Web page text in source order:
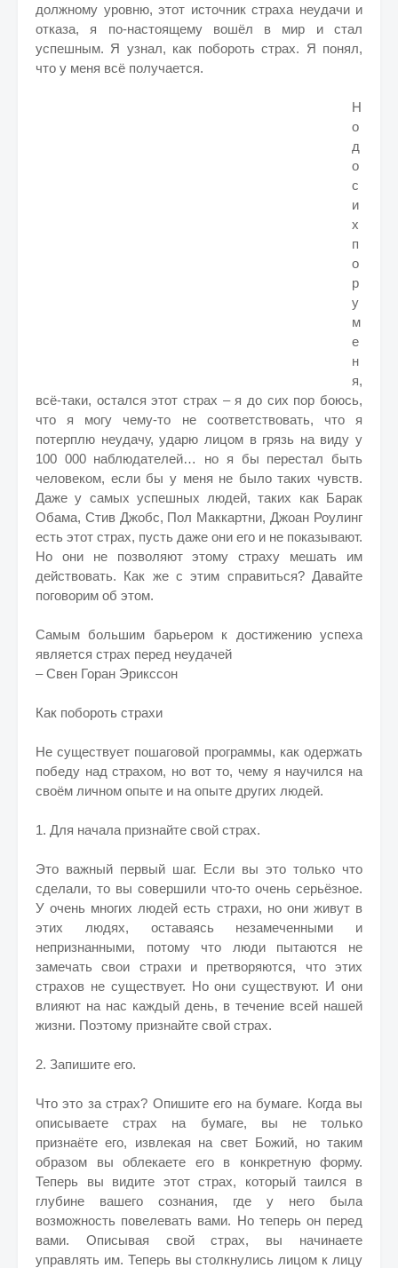
должному уровню, этот источник страха неудачи и
отказа, я по-настоящему вошёл в мир и стал
успешным. Я узнал, как побороть страх. Я понял,
что у меня всё получается.
Н
о
д
о
с
и
х
п
о
р
у
м
е
н
я,
всё-таки, остался этот страх – я до сих пор боюсь,
что я могу чему-то не соответствовать, что я
потерплю неудачу, ударю лицом в грязь на виду у
100 000 наблюдателей… но я бы перестал быть
человеком, если бы у меня не было таких чувств.
Даже у самых успешных людей, таких как Барак
Обама, Стив Джобс, Пол Маккартни, Джоан Роулинг
есть этот страх, пусть даже они его и не показывают.
Но они не позволяют этому страху мешать им
действовать. Как же с этим справиться? Давайте
поговорим об этом.
Самым большим барьером к достижению успеха
является страх перед неудачей
– Свен Горан Эрикссон
Как побороть страхи
Не существует пошаговой программы, как одержать
победу над страхом, но вот то, чему я научился на
своём личном опыте и на опыте других людей.
1. Для начала признайте свой страх.
Это важный первый шаг. Если вы это только что
сделали, то вы совершили что-то очень серьёзное.
У очень многих людей есть страхи, но они живут в
этих людях, оставаясь незамеченными и
непризнанными, потому что люди пытаются не
замечать свои страхи и претворяются, что этих
страхов не существует. Но они существуют. И они
влияют на нас каждый день, в течение всей нашей
жизни. Поэтому признайте свой страх.
2. Запишите его.
Что это за страх? Опишите его на бумаге. Когда вы
описываете страх на бумаге, вы не только
признаёте его, извлекая на свет Божий, но таким
образом вы облекаете его в конкретную форму.
Теперь вы видите этот страх, который таился в
глубине вашего сознания, где у него была
возможность повелевать вами. Но теперь он перед
вами. Описывая свой страх, вы начинаете
управлять им. Теперь вы столкнулись лицом к лицу